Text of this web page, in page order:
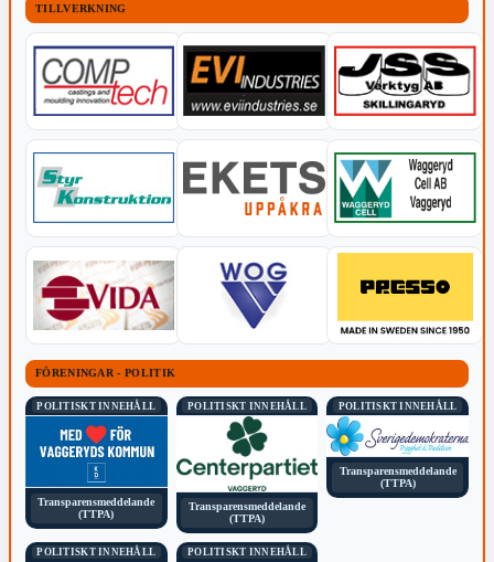
TILLVERKNING
FÖRENINGAR - POLITIK
POLITISKT INNEHÅLL
Transparensmeddelande
(TTPA)
POLITISKT INNEHÅLL
Transparensmeddelande
(TTPA)
POLITISKT INNEHÅLL
Transparensmeddelande
(TTPA)
POLITISKT INNEHÅLL POLITISKT INNEHÅLL